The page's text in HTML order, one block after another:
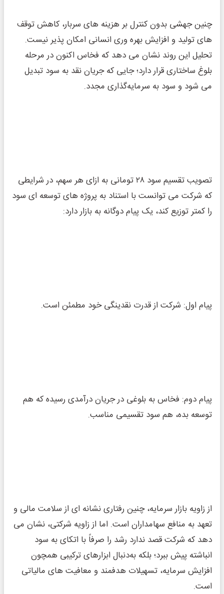
چنین جهشی بدون کنترل بر هزینه‌ های سربار، کاهش توقف‌
های تولید و افزایش بهره ‌وری انسانی امکان ‌پذیر نیست.
تحلیل این روند نشان می‌ دهد که فخاس اکنون در مرحله
بلوغ ساختاری قرار دارد؛ جایی که جریان نقد به سود تبدیل
می ‌شود و سود به سرمایه‌گذاری مجدد.
تصویب تقسیم سود ۲۸ تومانی به ازای هر سهم، در شرایطی
که شرکت می‌ توانست با استناد به پروژه ‌های توسعه ‌ای سود
را کمتر توزیع کند، یک پیام دوگانه به بازار دارد:
پیام اول: شرکت از قدرت نقدینگی خود مطمئن است.
پیام دوم: فخاس به بلوغی در جریان درآمدی رسیده که هم
توسعه بده، هم سود تقسیمی مناسب.
از زاویه بازار سرمایه، چنین رفتاری نشانه ای از سلامت مالی و
تعهد به منافع سهامداران است. اما از زاویه شرکتی، نشان می
‌دهد که شرکت قصد ندارد رشد را صرفاً با اتکای به سود
انباشته پیش ببرد؛ بلکه به‌دنبال ابزارهای ترکیبی همچون
افزایش سرمایه، تسهیلات هدفمند و معافیت‌ های مالیاتی
است.